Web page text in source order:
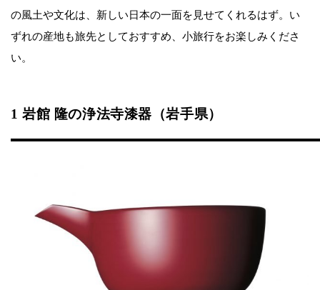
の風土や文化は、新しい日本の一面を見せてくれるはず。い
ずれの産地も旅先としておすすめ、小旅行をお楽しみくださ
い。
1 岩館 隆の浄法寺漆器（岩手県）